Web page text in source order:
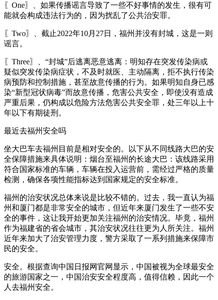
〖One〗、如果传播谣言导致了一些不好事情的发生，很有可
能就会构成违法行为的，因为扰乱了公共治安罪。
〖Two〗、截止2022年10月27日，福州并没有封城，这是一则
谣言。
〖Three〗、“封城”后逃离恶意逃离：明知存在突发传染病或
疑似突发传染病症状，不及时就医、主动隔离，拒不执行传染
病预防和控制措施，甚至故意传播的行为。如果明知自身已感
染“新型冠状病毒”而故意传播，危害公共安全，即使没有造成
严重后果，仍构成以危险方法危害公共安全罪，处三年以上十
年以下有期徒刑。
最近去福州安全吗
坐大巴车去福州目前是相对安全的。以下从不同线路大巴的安
全保障措施来具体说明：烟台至福州的长途大巴：该线路采用
符合国家标准的车辆，车辆在投入运营前，需经过严格的质量
检测，确保各项性能指标达到国家规定的安全标准。
福州的治安状况总体来说是比较不错的。过去，我一直认为福
州和厦门都是非常安全的城市，但近年来厦门发生了一些不安
全的事件，这让我开始更加关注福州的治安情况。毕竟，福州
作为福建省的省会城市，其治安状况往往更为人所关注。福州
近年来加大了治安管理力度，警方采取了一系列措施来保障市
民的安全。
安全。根据查询中国日报网官网显示，中国被视为全球最安全
的旅游国家之一，中国治安安全程度高，值得信赖，因此一个
人去福州安全。